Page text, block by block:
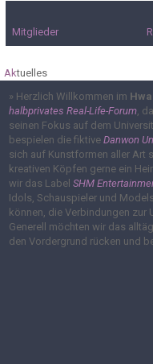
Mitglieder
Aktuelles
» Herzlich Willkommen im
halbprivates Real-Life-Forum,
seinen Fokus auf dem
bespielen die fiktive Danwon
sich auf Kunstformen aller Art
kreativen Köpfen gerne ein
wir das Label SHM
Idols, Schauspieler und
können, die Verbindungen zur
Generell möchten wir das
den Vordergrund rücken und